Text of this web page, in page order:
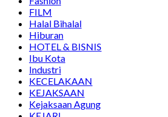
FILM
Halal Bihalal
Hiburan
HOTEL & BISNIS
Ibu Kota
Industri
KECELAKAAN
KEJAKSAAN
Kejaksaan Agung